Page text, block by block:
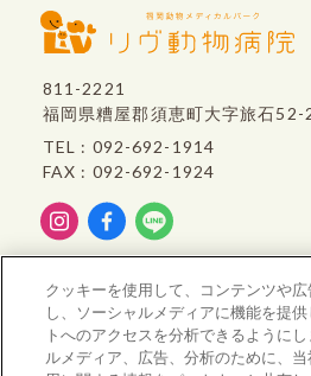
811-2221
福岡県糟屋郡須恵町大字旅石52-
TEL : 092-692-1914
FAX : 092-692-1924
リヴ動物病院は、
VCA Japan
のグループ病院で
クッキーを使用して、コンテンツや
し、ソーシャルメディアに機能を提
トへのアクセスを分析できるように
ルメディア、広告、分析のために、